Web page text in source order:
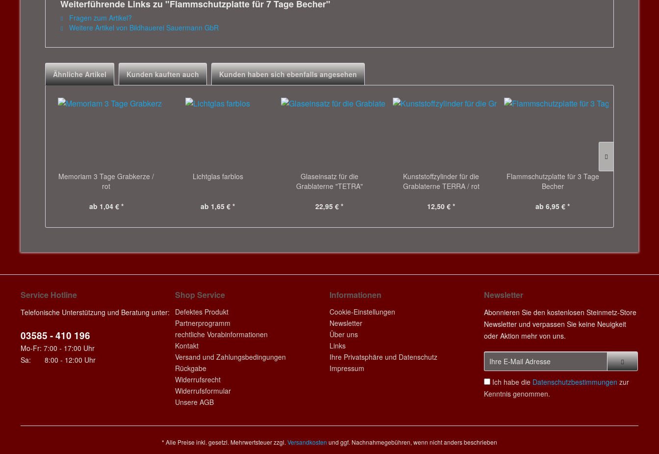
Weiterführende Links zu "Flammschutzplatte für 7 Tage Becher"
Fragen zum Artikel?
Weitere Artikel von Bildhauerei Sauermann GbR
Ähnliche Artikel Kunden kauften auch Kunden haben sich ebenfalls angesehen
Memoriam 3 Tage Grabkerze /
rot
ab 1,04 € *
Lichtglas farblos
ab 1,65 € *
Glaseinsatz für die
Grablaterne "TETRA"
22,95 € *
Kunststoffzylinder für die
Grablaterne TERRA / rot
12,50 € *
Flammschutzplatte für 3 Tage
Becher
ab 6,95 € *
Service Hotline
Telefonische Unterstützung und Beratung unter:
03585 - 410 196
Mo-Fr: 7:00 - 17:00 Uhr
Sa: 8:00 - 12:00 Uhr
Shop Service
Defektes Produkt
Partnerprogramm
rechtliche Vorabinformationen
Kontakt
Versand und Zahlungsbedingungen
Rückgabe
Widerrufsrecht
Widerrufsformular
Unsere AGB
Informationen
Cookie-Einstellungen
Newsletter
Über uns
Links
Ihre Privatsphäre und Datenschutz
Impressum
Newsletter
Abonnieren Sie den kostenlosen Steinmetz-Store
Newsletter und verpassen Sie keine Neuigkeit
oder Aktion mehr von uns.
Ich habe die Datenschutzbestimmungen zur
Kenntnis genommen.
* Alle Preise inkl. gesetzl. Mehrwertsteuer zzgl. Versandkosten und ggf. Nachnahmegebühren, wenn nicht anders beschrieben